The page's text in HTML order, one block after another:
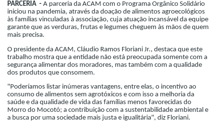
PARCERIA - A parceria da ACAM com o Programa Orgânico Solidário
iniciou na pandemia, através da doação de alimentos agroecológicos
às famílias vinculadas à associação, cuja atuação incansável da equipe
garante que as verduras, frutas e legumes cheguem às mãos de quem
mais precisa.
O presidente da ACAM, Cláudio Ramos Floriani Jr., destaca que este
trabalho mostra que a entidade não está preocupada somente com a
segurança alimentar dos moradores, mas também com a qualidade
dos produtos que consomem.
"Poderíamos listar inúmeras vantagens, entre elas, o incentivo ao
consumo de alimentos sem agrotóxicos e com isso a melhoria da
saúde e da qualidade de vida das famílias menos favorecidas do
Morro do Mocotó; a contribuição com a sustentabilidade ambiental e
a busca por uma sociedade mais justa e igualitária", diz Floriani.